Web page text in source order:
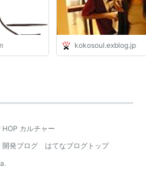
kokosoul.exblog.jp
HOP カルチャー
開発ブログ
はてなブログトップ